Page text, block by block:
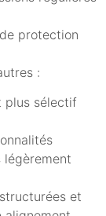
protection
:
plus sélectif
légèrement
et